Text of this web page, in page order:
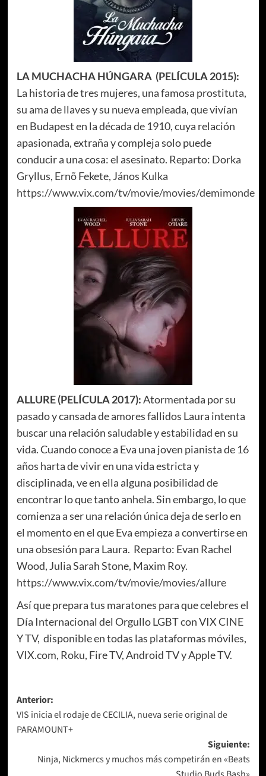
LA MUCHACHA HÚNGARA (PELÍCULA 2015):
La historia de tres mujeres, una famosa prostituta,
su ama de llaves y su nueva empleada, que vivían
en Budapest en la década de 1910, cuya relación
apasionada, extraña y compleja solo puede
conducir a una cosa: el asesinato. Reparto: Dorka
Gryllus, Ernõ Fekete, János Kulka
https://www.vix.com/tv/movie/movies/demimonde
ALLURE (PELÍCULA 2017):Atormentada por su
pasado y cansada de amores fallidos Laura intenta
buscar una relación saludable y estabilidad en su
vida. Cuando conoce a Eva una joven pianista de 16
años harta de vivir en una vida estricta y
disciplinada, ve en ella alguna posibilidad de
encontrar lo que tanto anhela. Sin embargo, lo que
comienza a ser una relación única deja de serlo en
el momento en el que Eva empieza a convertirse en
una obsesión para Laura. Reparto: Evan Rachel
Wood, Julia Sarah Stone, Maxim Roy.
https://www.vix.com/tv/movie/movies/allure
Así que prepara tus maratones para que celebres el
Día Internacional del Orgullo LGBT conVIX CINE
Y TV, disponible en todas las plataformas móviles,
VIX.com, Roku, Fire TV, Android TV y Apple TV.
Navegación
de
entradas
Anterior:
VIS inicia el rodaje de CECILIA, nueva serie original de
PARAMOUNT+
Siguiente:
Ninja, Nickmercs y muchos más competirán en «Beats